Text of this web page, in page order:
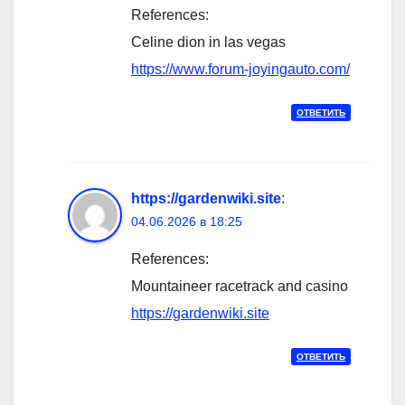
References:
Celine dion in las vegas
https://www.forum-joyingauto.com/
ОТВЕТИТЬ
https://gardenwiki.site:
04.06.2026 в 18:25
References:
Mountaineer racetrack and casino
https://gardenwiki.site
ОТВЕТИТЬ